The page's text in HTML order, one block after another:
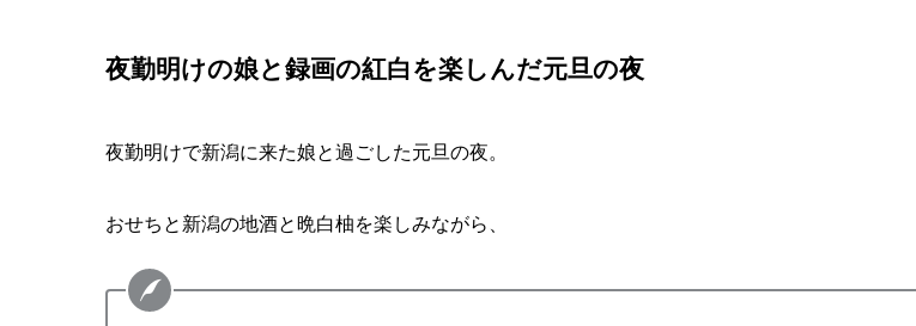
夜勤明けの娘と録画の紅白を楽しんだ元旦の夜
夜勤明けで新潟に来た娘と過ごした元旦の夜。
おせちと新潟の地酒と晩白柚を楽しみながら、